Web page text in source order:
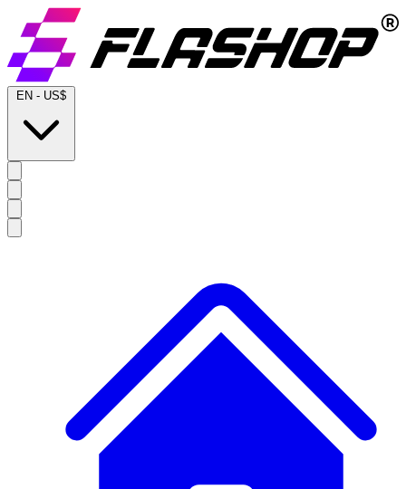
EN - US$